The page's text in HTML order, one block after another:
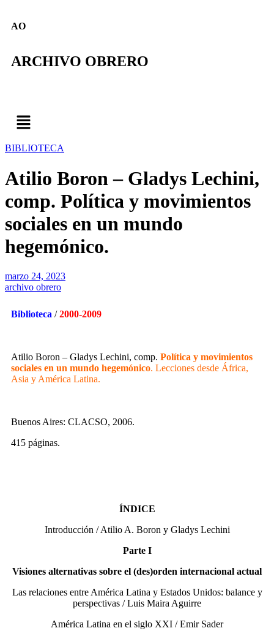
AO
ARCHIVO OBRERO
BIBLIOTECA
Atilio Boron – Gladys Lechini,
comp. Política y movimientos
sociales en un mundo
hegemónico.
marzo 24, 2023
archivo obrero
Biblioteca /2000-2009
Atilio Boron – Gladys Lechini, comp. Política y movimientos
sociales en un mundo hegemónico. Lecciones desde África,
Asia y América Latina.
Buenos Aires: CLACSO, 2006.
415 páginas.
ÍNDICE
Introducción / Atilio A. Boron y Gladys Lechini
Parte I
Visiones alternativas sobre el (des)orden internacional actual
Las relaciones entre América Latina y Estados Unidos: balance y
perspectivas / Luis Maira Aguirre
América Latina en el siglo XXI / Emir Sader